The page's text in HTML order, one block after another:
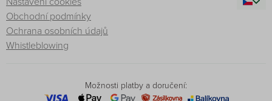
Obchodní podmínky
Ochrana osobních údajů
Whistleblowing
Možnosti platby a doručení: